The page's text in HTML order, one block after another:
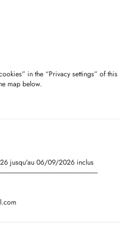
in the “Privacy settings” of this
map below.
jusqu'au 06/09/2026 inclus